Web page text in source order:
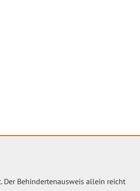
Der Behindertenausweis allein reicht